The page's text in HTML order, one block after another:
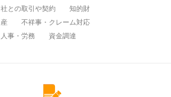
社との取引や契約
知的財
産
不祥事・クレーム対応
人事・労務
資金調達